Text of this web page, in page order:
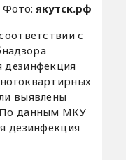
Фото: якутск.рф
с
дезинфекция
выявлены
По данным МКУ
дезинфекция